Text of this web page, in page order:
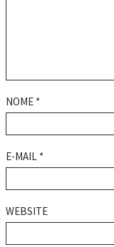
NOME *
E-MAIL *
WEBSITE